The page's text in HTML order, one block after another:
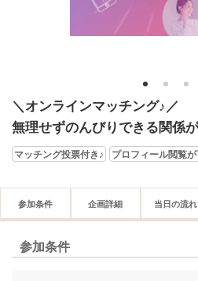
1 2 3
＼オンラインマッチング♪／
無理せずのんびりできる関係
マッチング投票付き♪ プロフィール閲覧
参加条件 企画詳細 当日の流れ
参加条件